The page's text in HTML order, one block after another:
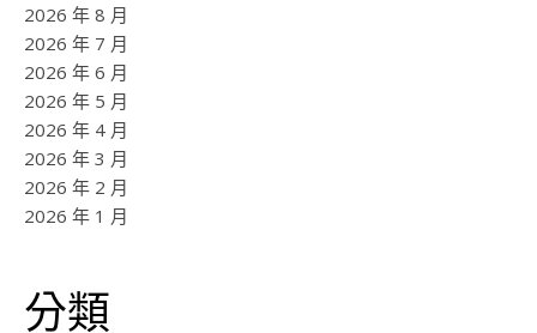
2026 年 8 月
2026 年 7 月
2026 年 6 月
2026 年 5 月
2026 年 4 月
2026 年 3 月
2026 年 2 月
2026 年 1 月
分類